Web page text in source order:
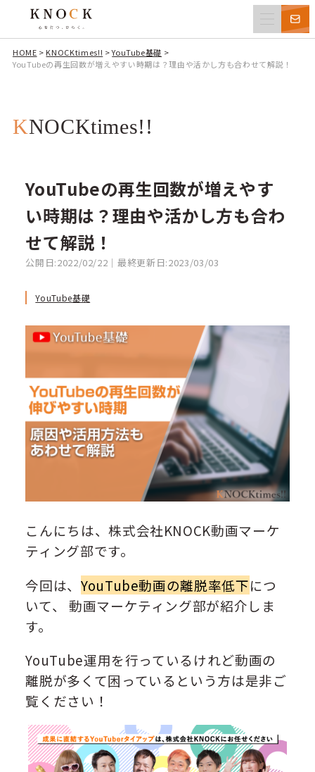
HOME > KNOCKtimes!! >YouTube基礎 >
YouTubeの再生回数が増えやすい時期は？理由や活かし方も合わせて解説！
KNOCKtimes!!
YouTubeの再生回数が増えやす
い時期は？理由や活かし方も合わ
せて解説！
公開日:2022/02/22｜最終更新日:2023/03/03
YouTube基礎
こんにちは、株式会社KNOCK動画マーケ
ティング部です。
今回は、 YouTube動画の離脱率低下につ
いて、 動画マーケティング部が紹介しま
す。
YouTube運用を行っているけれど動画の
離脱が多くて困っているという方は是非ご
覧ください！